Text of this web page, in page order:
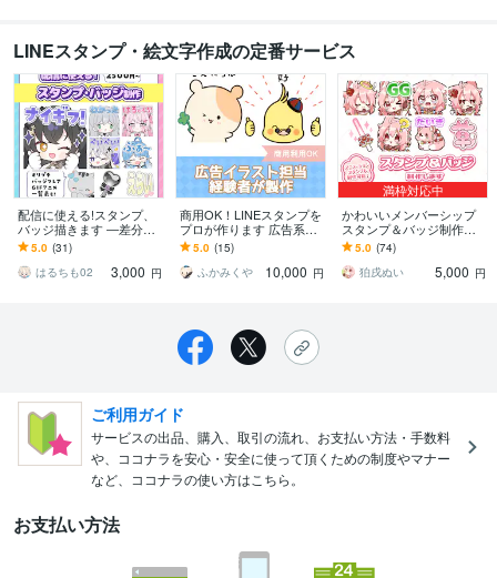
LINEスタンプ・絵文字作成の定番サービス
配信に使える!スタンプ、
バッジ描きます ―差分、
アニメ、一覧表…多彩な
オプションで理想をかた
ちに！
5.0 (31)
はるちも02
3,000 円
商用OK！LINEスタンプを
プロが作ります 広告系デ
ザイナー社員の経験者が
描きます
5.0 (15)
ふかみくや
10,000 円
満枠対応中
かわいいメンバーシップ
スタンプ＆バッジ制作致
します YouTube・Twitch
以外の用途でもご利用可
能！
5.0 (74)
狛戌ぬい
5,000 円
ご利用ガイド
サービスの出品、購入、取引の流れ、お支払い方法・手数料
や、ココナラを安心・安全に使って頂くための制度やマナー
など、ココナラの使い方はこちら。
お支払い方法